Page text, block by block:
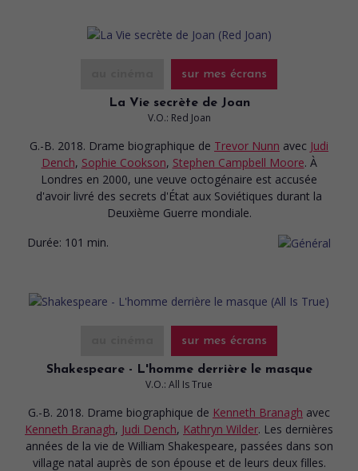
sur mes écrans
La Vie secrète de Joan
V.O.: Red Joan
G.-B. 2018. Drame biographique de Trevor Nunn avec Judi
Dench, Sophie Cookson, Stephen Campbell Moore. À
Londres en 2000, une veuve octogénaire est accusée
d'avoir livré des secrets d'État aux Soviétiques durant la
Deuxième Guerre mondiale.
Durée: 101 min.
sur mes écrans
Shakespeare - L'homme derrière le masque
V.O.: All Is True
G.-B. 2018. Drame biographique de Kenneth Branagh avec
Kenneth Branagh, Judi Dench, Kathryn Wilder. Les dernières
années de la vie de William Shakespeare, passées dans son
village natal auprès de son épouse et de leurs deux filles.